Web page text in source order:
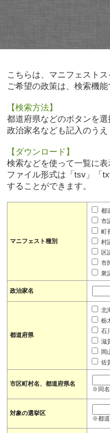
こちらは、マニフェスト
ご希望の政策は、検索機
【検索方法】
都道府県などのボタンを
政治家名なども記入のうえ
【ダウンロード】
検索などを使って一覧に
ファイル形式は「tsv」「
することができます。
マニフェスト種別
都
市
町
村
区
市
衆
政治家名
都道府県
北
栃
石
滋
岡
佐
市区町村名、都道府県名
※同名
対象の選挙区
※都道